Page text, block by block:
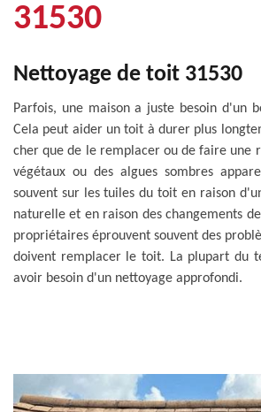
31530
Nettoyage de toit 31530
Parfois, une maison a juste besoin d'un
Cela peut aider un toit à durer plus
cher que de le remplacer ou de faire une
végétaux ou des algues sombres
souvent sur les tuiles du toit en raison
naturelle et en raison des changements
propriétaires éprouvent souvent des
doivent remplacer le toit. La plupart du
avoir besoin d'un nettoyage approfondi.